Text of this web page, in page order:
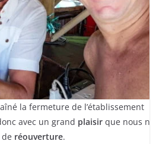
la fermeture de l’établissement
avec un grand plaisirque nous
de réouverture.